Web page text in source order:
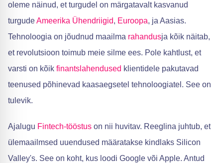
oleme näinud, et turgudel on märgatavalt kasvanud
turgudeAmeerika Ühendriigid, Euroopa, ja Aasias.
Tehnoloogia on jõudnud maailma rahandusja kõik näitab,
et revolutsioon toimub meie silme ees. Pole kahtlust, et
varsti on kõik finantslahendused klientidele pakutavad
teenused põhinevad kaasaegsetel tehnoloogiatel. See on
tulevik.
Ajalugu Fintech-tööstus on nii huvitav. Reeglina juhtub, et
ülemaailmsed uuendused määratakse kindlaks Silicon
Valley's. See on koht, kus loodi Google või Apple. Antud